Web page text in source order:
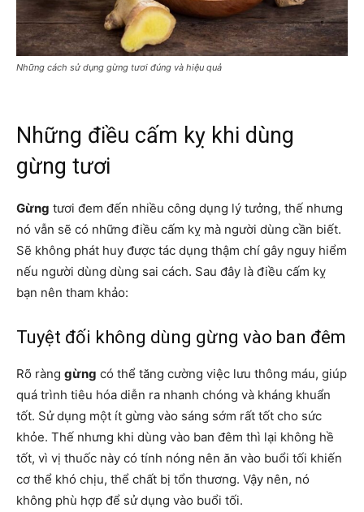
Những cách sử dụng gừng tươi đúng và hiệu quả
Những điều cấm kỵ khi dùng
gừng tươi
Gừng tươi đem đến nhiều công dụng lý tưởng, thế nhưng
nó vẫn sẽ có những điều cấm kỵ mà người dùng cần biết.
Sẽ không phát huy được tác dụng thậm chí gây nguy hiểm
nếu người dùng dùng sai cách. Sau đây là điều cấm kỵ
bạn nên tham khảo:
Tuyệt đối không dùng gừng vào ban đêm
Rõ ràng gừng có thể tăng cường việc lưu thông máu, giúp
quá trình tiêu hóa diễn ra nhanh chóng và kháng khuẩn
tốt. Sử dụng một ít gừng vào sáng sớm rất tốt cho sức
khỏe. Thế nhưng khi dùng vào ban đêm thì lại không hề
tốt, vì vị thuốc này có tính nóng nên ăn vào buổi tối khiến
cơ thể khó chịu, thể chất bị tổn thương. Vậy nên, nó
không phù hợp để sử dụng vào buổi tối.